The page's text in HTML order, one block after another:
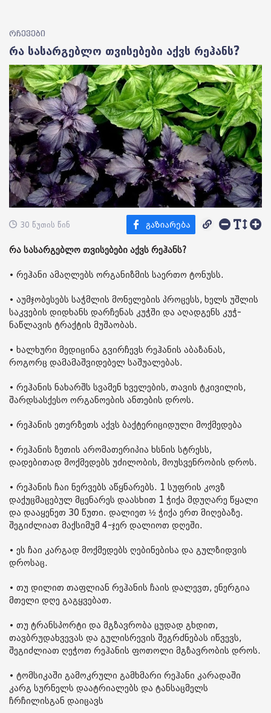
რჩევები
რა სასარგებლო თვისებები აქვს რეჰანს?
30 წუთის წინ
რა სასარგებლო თვისებები აქვს რეჰანს?
• რეჰანი ამაღლებს ორგანიზმის საერთო ტონუსს.
• აუმჯობესებს საჭმლის მონელების პროცესს, ხელს უშლის
საკვების დიდხანს დარჩენას კუჭში და აღადგენს კუჭ-
ნაწლავის ტრაქტის მუშაობას.
• ხალხური მედიცინა გვირჩევს რეჰანის აბაზანას,
როგორც დამამაშვიდებელ საშუალებას.
• რეჰანის ნახარშს სვამენ ხველების, თავის ტკივილის,
შარდსასქესო ორგანოების ანთების დროს.
• რეჰანის ეთერზეთს აქვს ბაქტერიციდული მოქმედება
• რეჰანის ზეთის არომათერიპია ხსნის სტრესს,
დადებითად მოქმედებს უძილობის, მოუსვენრობის დროს.
• რეჰანის ჩაი ნერვებს აწყნარებს. 1 სუფრის კოვზ
დაქუცმაცებულ მცენარეს დაასხით 1 ჭიქა მდუღარე წყალი
და დააყენეთ 30 წუთი. დალიეთ ½ ჭიქა ერთ მიღებაზე.
შეგიძლიათ მაქსიმუმ 4-ჯერ დალიოთ დღეში.
• ეს ჩაი კარგად მოქმედებს ღებინებისა და გულზიდვის
დროსაც.
• თუ დილით თაფლიან რეჰანის ჩაის დალევთ, ენერგია
მთელი დღე გაგყვებათ.
• თუ ტრანსპორტი და მგზავრობა ცუდად გხდით,
თავბრუდახვევას და გულისრევის შეგრძნებას იწვევს,
შეგიძლიათ ღეჭოთ რეჰანის ფოთოლი მგზავრობის დროს.
• ტომსიკაში გამოკრული გამხმარი რეჰანი კარადაში
კარგ სურნელს დაატრიალებს და ტანსაცმელს
ჩრჩილისგან დაიცავს